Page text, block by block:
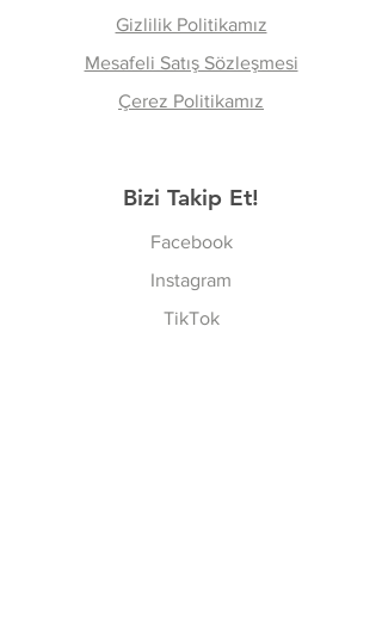
Gizlilik Politikamız
Mesafeli Satış Sözleşmesi
Çerez Politikamız
Bizi Takip Et!
Facebook
Instagram
TikTok